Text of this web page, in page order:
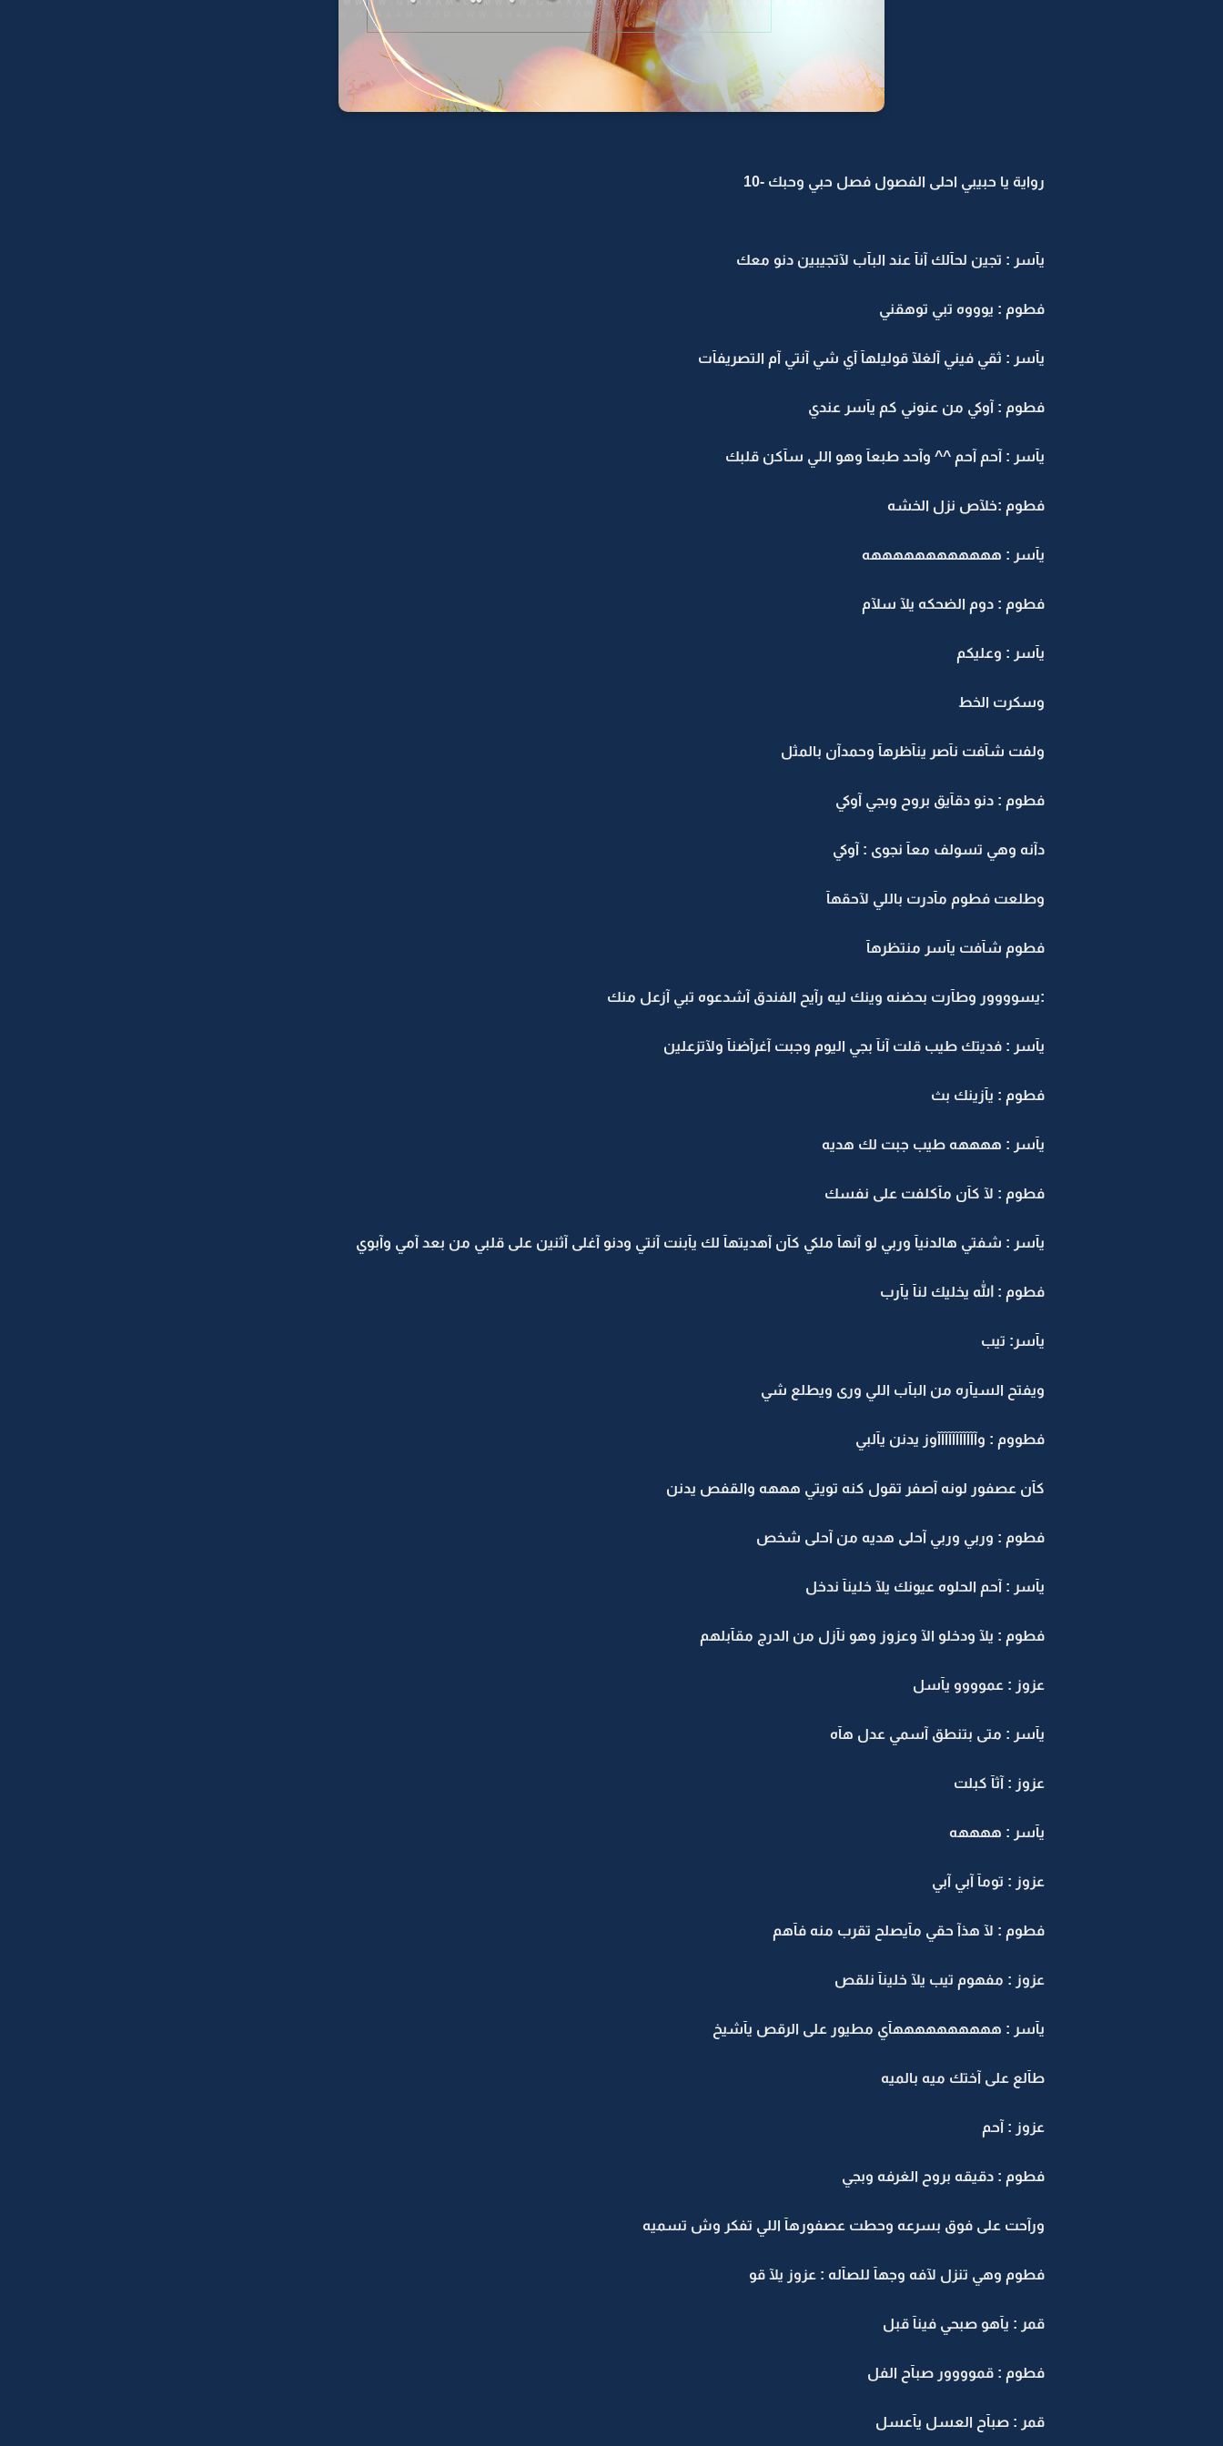
رواية يا حبيبي احلى الفصول فصل حبي وحبك -10
يآسر : تجين لحآلك آنآ عند البآب لآتجيبين دنو معك
فطوم : يوووه تبي توهقني
يآسر : ثقي فيني آلغلآ قوليلهآ آي شي آنتي آم التصريفآت
فطوم : آوكي من عنوني كم يآسر عندي
يآسر : آحم آحم ^^ وآحد طبعآ وهو اللي سآكن قلبك
فطوم :خلآص نزل الخشه
يآسر : ههههههههههههه
فطوم : دوم الضحكه يلآ سلآم
يآسر : وعليكم
وسكرت الخط
ولفت شآفت نآصر ينآظرهآ وحمدآن بالمثل
فطوم : دنو دقآيق بروح وبجي آوكي
دآنه وهي تسولف معآ نجوى : آوكي
وطلعت فطوم مآدرت باللي لآحقهآ
فطوم شآفت يآسر منتظرهآ
:يسوووور وطآرت بحضنه وينك ليه رآيح الفندق آشدعوه تبي آزعل منك
يآسر : فديتك طيب قلت آنآ بجي اليوم وجبت آغرآضنآ ولآتزعلين
فطوم : يآزينك بث
يآسر : ههههه طيب جبت لك هديه
فطوم : لآ كآن مآكلفت على نفسك
يآسر : شفتي هالدنيآ وربي لو آنهآ ملكي كآن آهديتهآ لك يآبنت آنتي ودنو آغلى آثنين على قلبي من بعد آمي وآبوي
فطوم : الله يخليك لنآ يآرب
يآسر: تيب
ويفتح السيآره من البآب اللي ورى ويطلع شي
فطووم : وآآآآآآآآآآآوز يدنن يآلبي
كآن عصفور لونه آصفر تقول كنه تويتي هههه والقفص يدنن
فطوم : وربي وربي آحلى هديه من آحلى شخص
يآسر : آحم الحلوه عيونك يلآ خلينآ ندخل
فطوم : يلآ ودخلو الآ وعزوز وهو نآزل من الدرج مقآبلهم
عزوز : عموووو يآسل
يآسر : متى بتنطق آسمي عدل هآه
عزوز : آثآ كبلت
يآسر : ههههه
عزوز : تومآ آبي آبي
فطوم : لآ هذآ حقي مآيصلح تقرب منه فآهم
عزوز : مفهوم تيب يلآ خلينآ نلقص
يآسر : ههههههههههآي مطيور على الرقص يآشيخ
طآلع على آختك ميه بالميه
عزوز : آحم
فطوم : دقيقه بروح الغرفه وبجي
ورآحت على فوق بسرعه وحطت عصفورهآ اللي تفكر وش تسميه
فطوم وهي تنزل لآفه وجهآ للصآله : عزوز يلآ قو
قمر : يآهو صبحي فينآ قبل
فطوم : قموووور صبآح الفل
قمر : صبآح العسل يآعسل